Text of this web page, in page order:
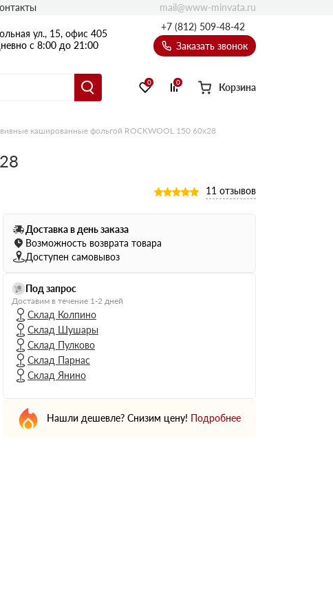
ул., 15, офис 405
с 8:00 до 21:00
+7 (812) 509-48-42
Заказать звонок
0 0 Корзина
mail@www-minvata.ru
кашированные фольгой ROCKWOOL 150 60х28
11 отзывов
Доставка в день заказа
Возможность возврата товара
Доступен самовывоз
Под запрос
Доставим в течение 1-2 дней
Склад Колпино
Склад Шушары
Склад Пулково
Склад Парнас
Склад Янино
Нашли дешевле? Снизим цену! Подробнее